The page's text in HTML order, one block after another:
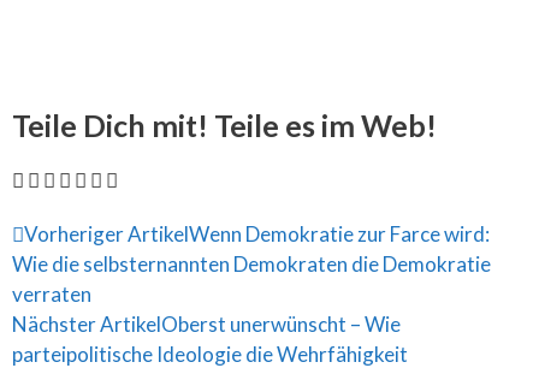
Teile Dich mit! Teile es im Web!
Vorheriger ArtikelWenn Demokratie zur Farce wird:
Wie die selbsternannten Demokraten die Demokratie
verraten
Nächster ArtikelOberst unerwünscht – Wie
parteipolitische Ideologie die Wehrfähigkeit